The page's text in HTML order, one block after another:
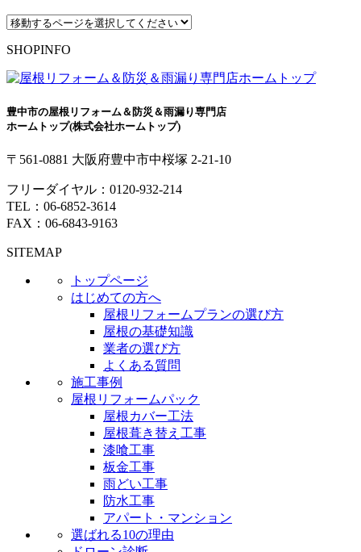
SHOPINFO
豊中市の屋根リフォーム＆防災＆雨漏り専門店
ホームトップ(株式会社ホームトップ)
〒561-0881 大阪府豊中市中桜塚 2-21-10
フリーダイヤル： 0120-932-214
TEL： 06-6852-3614
FAX：06-6843-9163
SITEMAP
トップページ
はじめての方へ
屋根リフォームプランの選び方
屋根の基礎知識
業者の選び方
よくある質問
施工事例
屋根リフォームパック
屋根カバー工法
屋根葺き替え工事
漆喰工事
板金工事
雨どい工事
防水工事
アパート・マンション
選ばれる10の理由